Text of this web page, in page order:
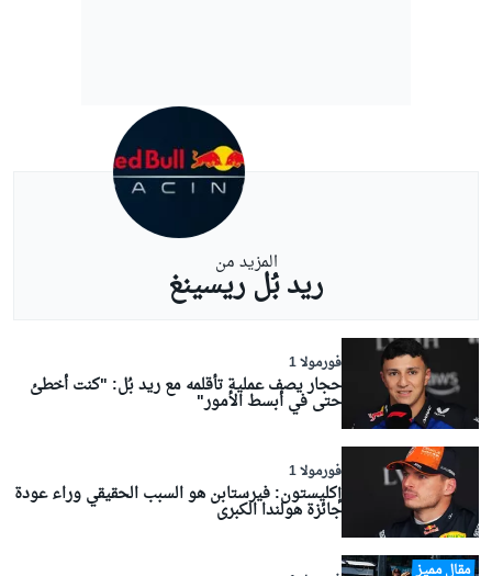
المزيد من
ريد بُل ريسينغ
فورمولا 1
حجار يصف عملية تأقلمه مع ريد بُل: "كنت أخطئ
حتى في أبسط الأمور"
فورمولا 1
إكليستون: فيرستابن هو السبب الحقيقي وراء عودة
جائزة هولندا الكبرى
مقال مميز